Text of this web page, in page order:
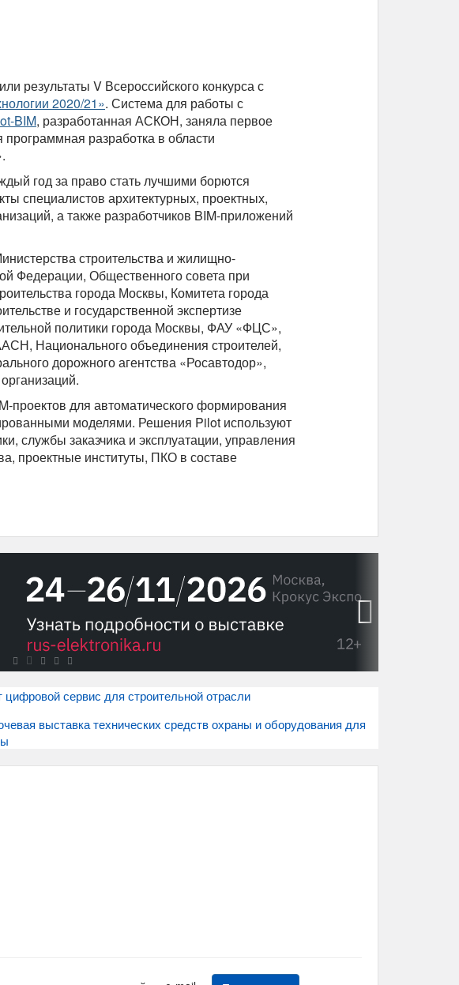
результаты V Всероссийского конкурса с
2020/21». Система для работы с
BIM, разработанная АСКОН, заняла первое
разработка в области
год за право стать лучшими борются
специалистов архитектурных, проектных,
а также разработчиков BIM-приложений
строительства и жилищно-
Федерации, Общественного совета при
города Москвы, Комитета города
и государственной экспертизе
политики города Москвы, ФАУ «ФЦС»,
Национального объединения строителей,
дорожного агентства «Росавтодор»,
для автоматического формирования
моделями. Решения Pilot используют
службы заказчика и эксплуатации, управления
проектные институты, ПКО в составе
цифровой сервис для строительной отрасли
выставка технических средств охраны и оборудования для